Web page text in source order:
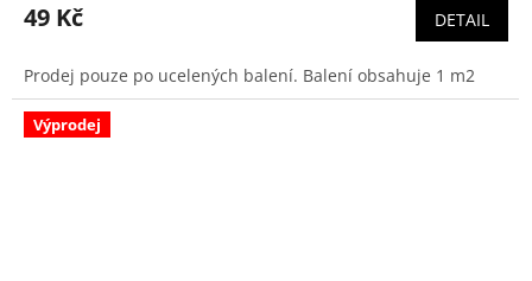
49 Kč DETAIL
Prodej pouze po ucelených balení. Balení obsahuje 1 m2
Výprodej